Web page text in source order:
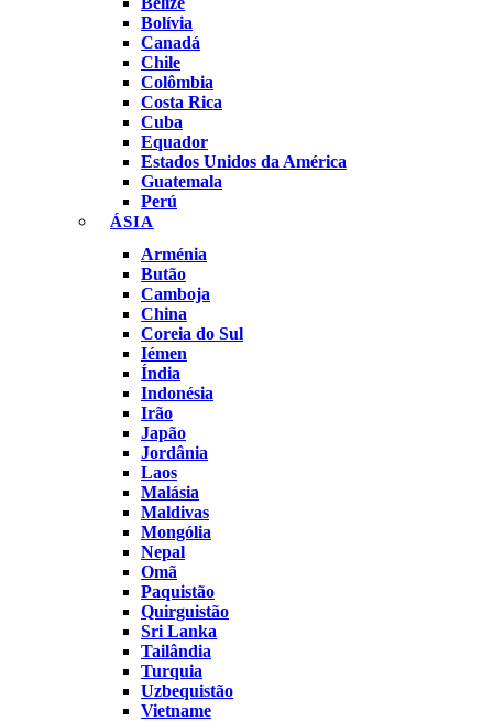
Bolívia
Canadá
Chile
Colômbia
Costa Rica
Cuba
Equador
Estados Unidos da América
Guatemala
Perú
ÁSIA
Arménia
Butão
Camboja
China
Coreia do Sul
Iémen
Índia
Indonésia
Irão
Japão
Jordânia
Laos
Malásia
Maldivas
Mongólia
Nepal
Omã
Paquistão
Quirguistão
Sri Lanka
Tailândia
Turquia
Uzbequistão
Vietname